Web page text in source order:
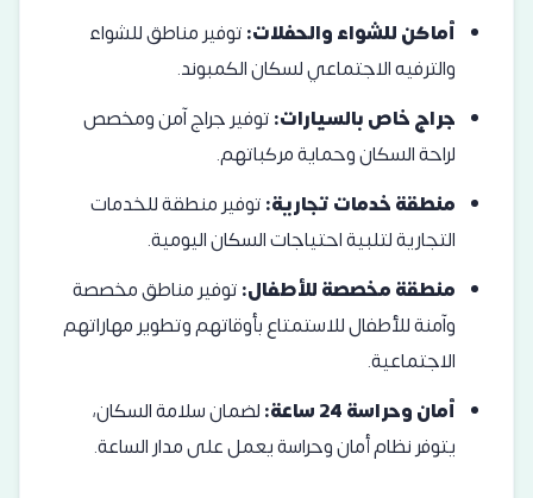
أماكن للشواء والحفلات:توفير مناطق للشواء
والترفيه الاجتماعي لسكان الكمبوند.
جراج خاص بالسيارات:توفير جراج آمن ومخصص
لراحة السكان وحماية مركباتهم.
منطقة خدمات تجارية:توفير منطقة للخدمات
التجارية لتلبية احتياجات السكان اليومية.
منطقة مخصصة للأطفال:توفير مناطق مخصصة
وآمنة للأطفال للاستمتاع بأوقاتهم وتطوير مهاراتهم
الاجتماعية.
أمان وحراسة 24 ساعة:
لضمان سلامة السكان،
يتوفر نظام أمان وحراسة يعمل على مدار الساعة.